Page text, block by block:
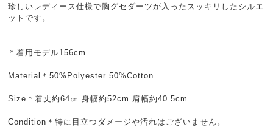
珍しいレディース仕様で胸グセダーツが入ったスッキリしたシルエ
ットです。
＊着用モデル156cm
Material＊50%Polyester 50%Cotton
Size＊着丈約64㎝ 身幅約52cm 肩幅約40.5cm
Condition＊特に目立つダメージや汚れはございません。